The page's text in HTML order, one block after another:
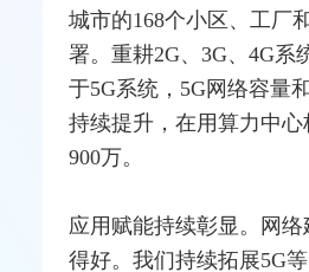
城市的168个小区、工厂
署。重耕2G、3G、4G系
于5G系统，5G网络容量
持续提升，在用算力中
900万。
应用赋能持续彰显。网络
得好。我们持续拓展5G等